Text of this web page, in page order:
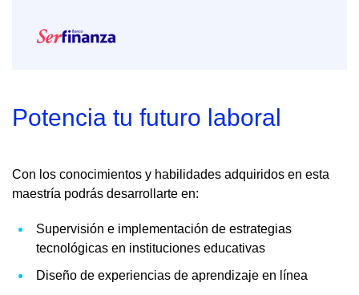
Potencia tu futuro laboral
Con los conocimientos y habilidades adquiridos en esta
maestría podrás desarrollarte en:
Supervisión e implementación de estrategias
tecnológicas en instituciones educativas
Diseño de experiencias de aprendizaje en línea